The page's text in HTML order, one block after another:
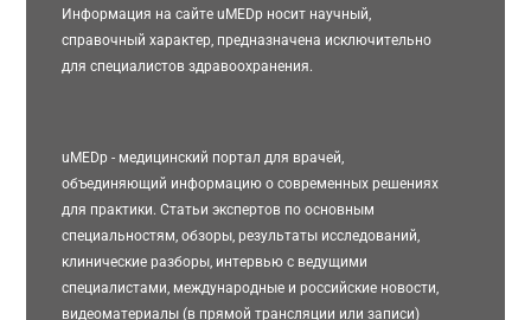
Информация на сайте uMEDp носит научный,
справочный характер, предназначена исключительно
для специалистов здравоохранения.
uMEDp - медицинский портал для врачей,
объединяющий информацию о современных решениях
для практики. Статьи экспертов по основным
специальностям, обзоры, результаты исследований,
клинические разборы, интервью с ведущими
специалистами, международные и российские новости,
видеоматериалы (в прямой трансляции или записи)